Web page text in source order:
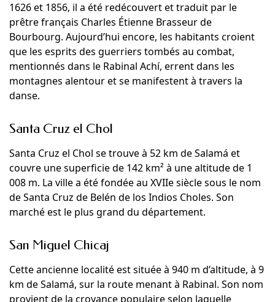
1626 et 1856, il a été redécouvert et traduit par le
prêtre français Charles Étienne Brasseur de
Bourbourg. Aujourd’hui encore, les habitants croient
que les esprits des guerriers tombés au combat,
mentionnés dans le Rabinal Achí, errent dans les
montagnes alentour et se manifestent à travers la
danse.
Santa Cruz el Chol
Santa Cruz el Chol se trouve à 52 km de Salamá et
couvre une superficie de 142 km² à une altitude de 1
008 m. La ville a été fondée au XVIIe siècle sous le nom
de Santa Cruz de Belén de los Indios Choles. Son
marché est le plus grand du département.
San Miguel Chicaj
Cette ancienne localité est située à 940 m d’altitude, à 9
km de Salamá, sur la route menant à Rabinal. Son nom
provient de la croyance populaire selon laquelle